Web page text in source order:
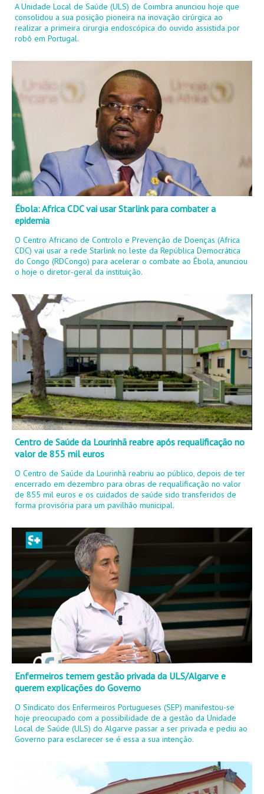
A Unidade Local de Saúde (ULS) de Coimbra anunciou hoje que
consolidou a sua posição pioneira na inovação cirúrgica ao
realizar a primeira cirurgia endoscópica do ouvido assistida por
robô em Portugal.
Ébola: Africa CDC vai usar Starlink para combater a
epidemia
O Centro Africano de Controlo e Prevenção de Doenças (Africa
CDC) vai usar a rede Starlink no leste da República Democrática
do Congo (RDCongo) para acelerar o combate ao Ébola, anunciou
o hoje o diretor-geral da instituição.
Centro de Saúde da Lourinhã reabre após requalificação no
valor de 855 mil euros
O Centro de Saúde da Lourinhã reabriu ao público, depois de ter
encerrado em dezembro para obras de requalificação no valor
de 855 mil euros e os cuidados de saúde sido transferidos de
forma provisória para um pavilhão municipal.
Enfermeiros temem gestão privada da ULS/Algarve e
querem explicações do Governo
O Sindicato dos Enfermeiros Portugueses (SEP) manifestou-se
hoje preocupado com a possibilidade de a gestão da Unidade
Local de Saúde (ULS) do Algarve passar a ser privada e pediu ao
Governo para esclarecer se é essa a sua intenção.